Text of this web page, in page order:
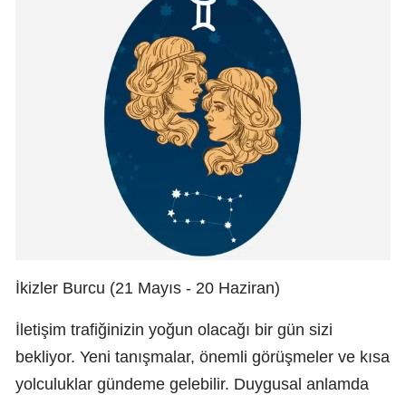
İkizler Burcu (21 Mayıs - 20 Haziran)
İletişim trafiğinizin yoğun olacağı bir gün sizi
bekliyor. Yeni tanışmalar, önemli görüşmeler ve kısa
yolculuklar gündeme gelebilir. Duygusal anlamda